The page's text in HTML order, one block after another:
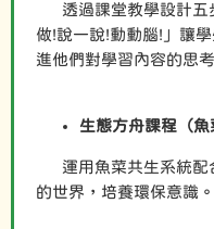
透過課堂教學設計五
做!說一說!動動腦!」讓
進他們對學習內容的思考
生態方舟課程（魚
運用魚菜共生系統配
的世界，培養環保意識。